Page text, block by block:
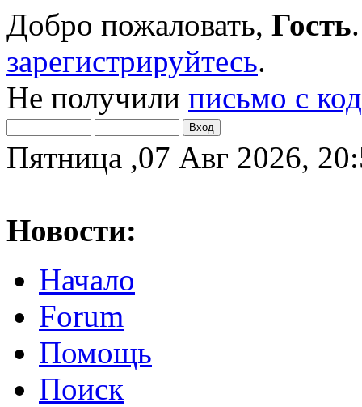
Добро пожаловать, Гость
зарегистрируйтесь.
Не получили письмо с
Пятница ,07 Авг 2026,
Новости:
Начало
Forum
Помощь
Поиск